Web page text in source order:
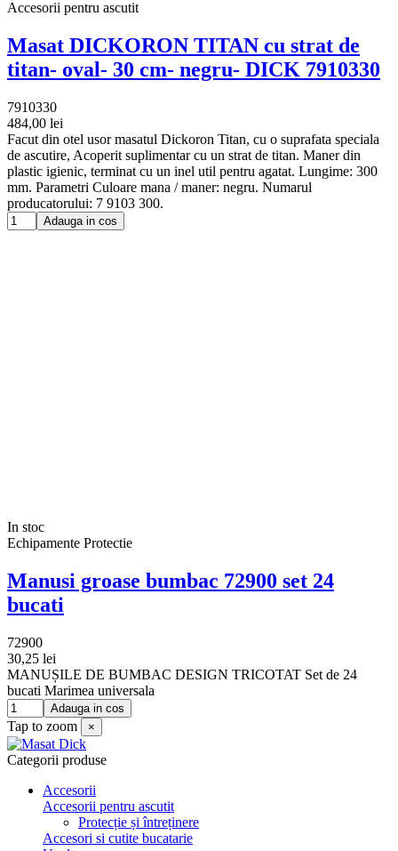
Accesorii pentru ascutit
Masat DICKORON TITAN cu strat de
titan- oval- 30 cm- negru- DICK 7910330
7910330
484,00 lei
Facut din otel usor masatul Dickoron Titan, cu o suprafata speciala
de ascutire, Acoperit suplimentar cu un strat de titan. Maner din
plastic igienic, terminat cu un inel util pentru agatat. Lungime: 300
mm. Parametri Culoare mana / maner: negru. Numarul
producatorului: 7 9103 300.
Adauga in cos
In stoc
Echipamente Protectie
Manusi groase bumbac 72900 set 24
bucati
72900
30,25 lei
MANUȘILE DE BUMBAC DESIGN TRICOTAT Set de 24
bucati Marimea universala
Adauga in cos
Tap to zoom ×
Categorii produse
Accesorii
Accesorii pentru ascutit
Protecție și întreținere
Accesori si cutite bucatarie